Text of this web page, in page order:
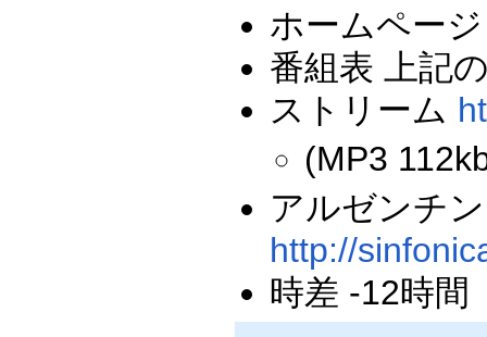
ホームペー
番組表 上記
ストリーム
(MP3
アルゼンチ
http://
時差 -12時間